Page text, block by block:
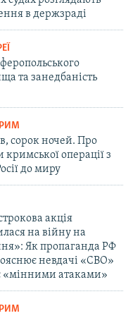
в держзраді
та занедбаність
сорок ночей. Про
кримської операції з
до миру
акція
на війну на
Як пропаганда РФ
невдачі «СВО»
«мінними атаками»